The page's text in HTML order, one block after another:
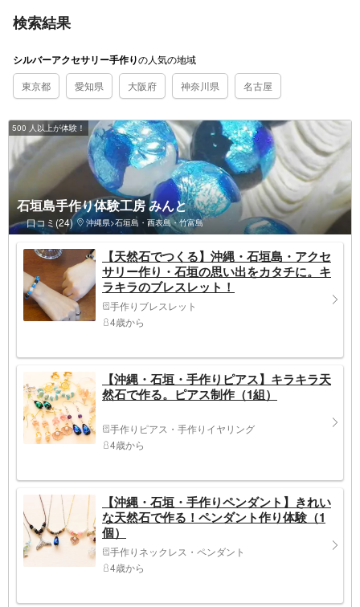
検索結果
シルバーアクセサリー手作りの人気の地域
東京都
愛知県 大阪府 神奈川県 名古屋
500 人以上が体験！
石垣島手作り体験工房 みんと
口コミ(24) 沖縄県>石垣島・西表島・竹富島
【天然石でつくる】沖縄・石垣島・アクセ
サリー作り・石垣の思い出をカタチに。キ
ラキラのブレスレット！
手作りブレスレット
4歳から
【沖縄・石垣・手作りピアス】キラキラ天
然石で作る。ピアス制作（1組）
手作りピアス・手作りイヤリング
4歳から
【沖縄・石垣・手作りペンダント】きれい
な天然石で作る！ペンダント作り体験（1
個）
手作りネックレス・ペンダント
4歳から